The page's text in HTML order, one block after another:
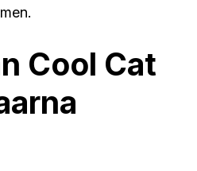
Cool Cat